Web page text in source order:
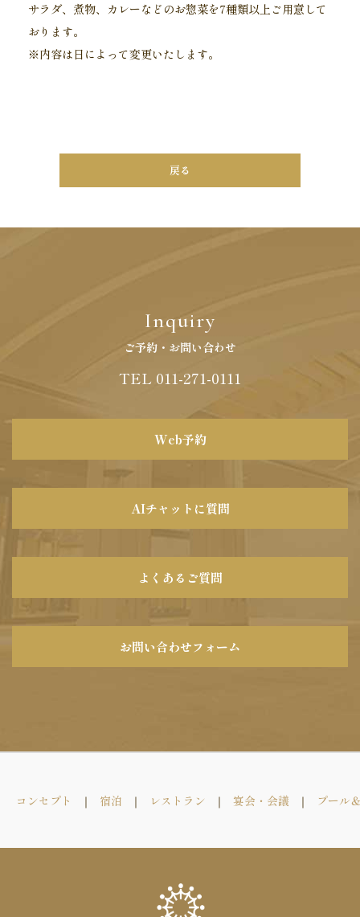
サラダ、煮物、カレーなどのお惣菜を7種類以上ご用意して
おります。
※内容は日によって変更いたします。
戻る
Inquiry
ご予約・お問い合わせ
TEL 011-271-0111
Web予約
AIチャットに質問
よくあるご質問
お問い合わせフォーム
コンセプト 宿泊 レストラン 宴会・会議 プール